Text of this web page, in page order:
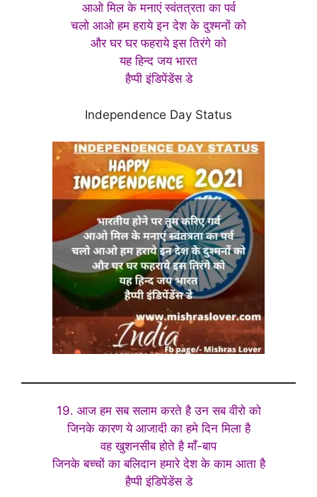
आओ मिल के मनाएं स्वंतत्रता का पर्व
चलो आओ हम हराये इन देश के दुश्मनों को
और घर घर फहराये इस तिरंगे को
यह हिन्द जय भारत
हैप्पी इंडिपेंडेंस डे
Independence Day Status
19. आज हम सब सलाम करते है उन सब वीरो को
जिनके कारण ये आजादी का हमे दिन मिला है
वह खुशनसीब होते है माँ-बाप
जिनके बच्चों का बलिदान हमारे देश के काम आता है
हैप्पी इंडिपेंडेंस डे